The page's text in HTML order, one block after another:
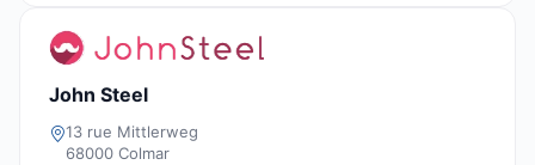
John Steel
13 rue Mittlerweg
68000 Colmar